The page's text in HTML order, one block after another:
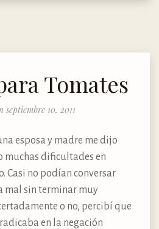
Tomates
septiembre 10, 2011
esposa y madre me dijo
muchas dificultades en
Casi no podían conversar
mal sin terminar muy
o no, percibí que
en la negación